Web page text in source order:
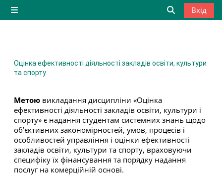
Перейти до головного вмісту
Бокова панель
Вхід
Оцінка ефективності діяльності закладів освіти, культури
та спорту
Метою викладання дисципліни «Оцінка
ефективності діяльності закладів освіти, культури і
спорту» є надання студентам системних знань щодо
об’єктивних закономірностей, умов, процесів і
особливостей управління і оцінки ефективності
закладів освіти, культури та спорту, враховуючи
специфіку їх фінансування та порядку надання
послуг на комерційній основі.